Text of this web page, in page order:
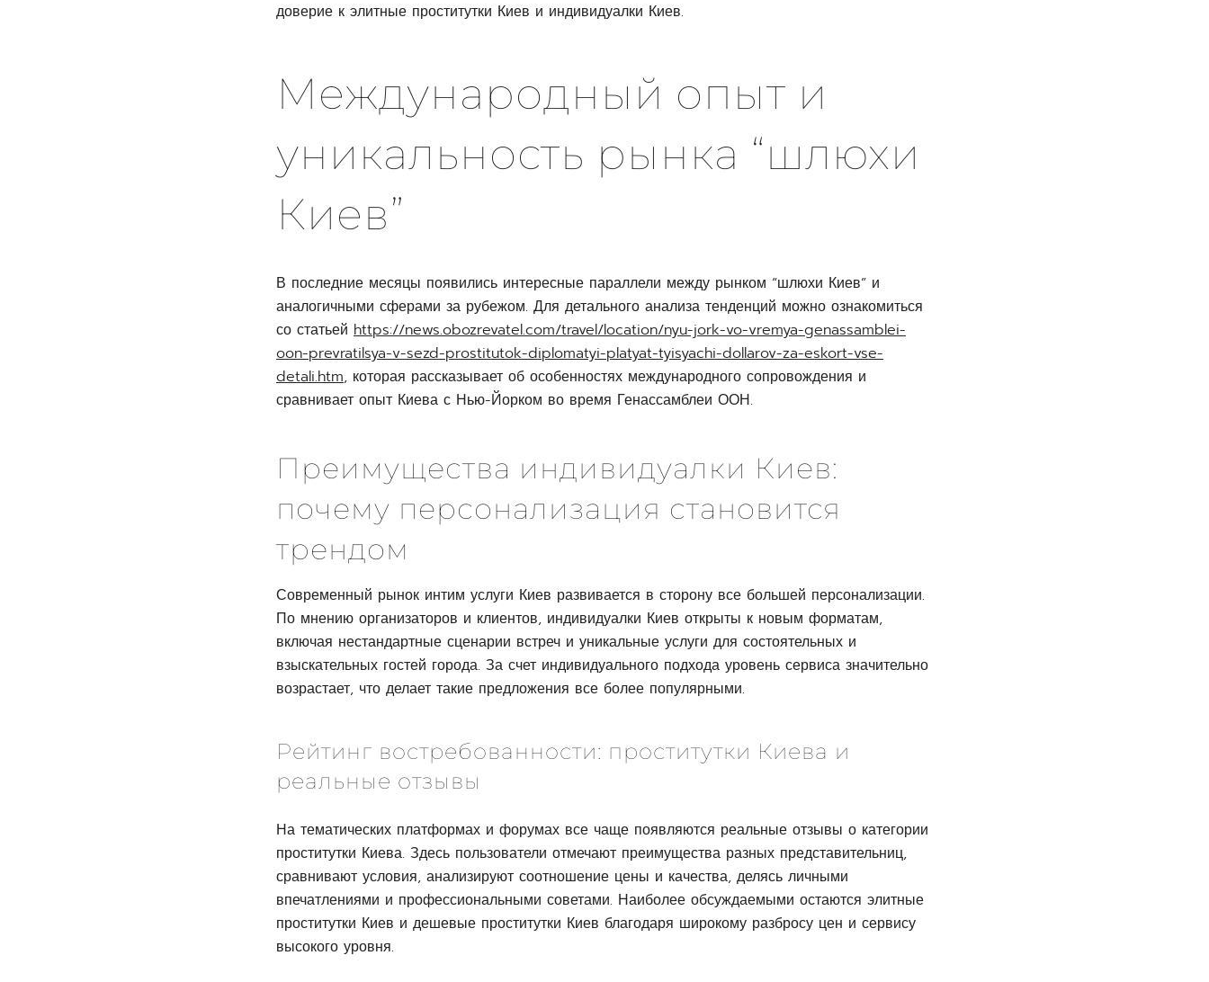
доверие к элитные проститутки Киев и индивидуалки Киев.
Международный опыт и
уникальность рынка “шлюхи
Киев”
В последние месяцы появились интересные параллели между рынком “шлюхи Киев” и
аналогичными сферами за рубежом. Для детального анализа тенденций можно ознакомиться
со статьей https://news.obozrevatel.com/travel/location/nyu-jork-vo-vremya-genassamblei-
oon-prevratilsya-v-sezd-prostitutok-diplomatyi-platyat-tyisyachi-dollarov-za-eskort-vse-
detali.htm, которая рассказывает об особенностях международного сопровождения и
сравнивает опыт Киева с Нью-Йорком во время Генассамблеи ООН.
Преимущества индивидуалки Киев:
почему персонализация становится
трендом
Современный рынок интим услуги Киев развивается в сторону все большей персонализации.
По мнению организаторов и клиентов, индивидуалки Киев открыты к новым форматам,
включая нестандартные сценарии встреч и уникальные услуги для состоятельных и
взыскательных гостей города. За счет индивидуального подхода уровень сервиса значительно
возрастает, что делает такие предложения все более популярными.
Рейтинг востребованности: проститутки Киева и
реальные отзывы
На тематических платформах и форумах все чаще появляются реальные отзывы о категории
проститутки Киева. Здесь пользователи отмечают преимущества разных представительниц,
сравнивают условия, анализируют соотношение цены и качества, делясь личными
впечатлениями и профессиональными советами. Наиболее обсуждаемыми остаются элитные
проститутки Киев и дешевые проститутки Киев благодаря широкому разбросу цен и сервису
высокого уровня.